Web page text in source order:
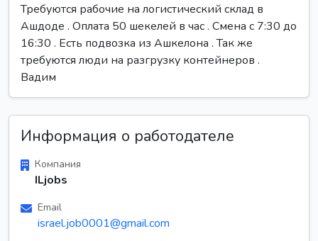
Требуются рабочие на логистический склад в
Ашдоде . Оплата 50 шекелей в час . Смена с 7:30 до
16:30 . Есть подвозка из Ашкелона . Так же
требуются люди на разгрузку контейнеров .
Вадим
Информация о работодателе
Компания
ILjobs
Email
israel.job0001@gmail.com